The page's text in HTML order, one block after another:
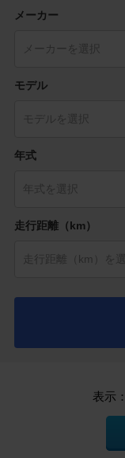
メーカー
モデル
年式
走行距離（km）
表示：